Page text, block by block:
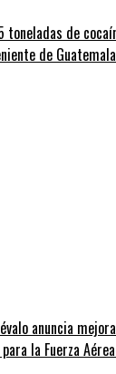
toneladas de
de Guatemala
anuncia
la Fuerza